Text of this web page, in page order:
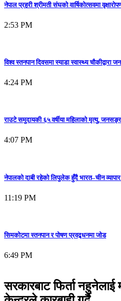
नेपाल प्रहरी श्रीमती संघको वार्षिकोत्सवमा
2:53 PM
विश्व स्तनपान दिवसमा स्याडा स्वास्थ्य
4:24 PM
राउटे समुदायकी ६५ वर्षीया महिलाको मृत्यु,
4:07 PM
नेपालको दाबी रहेको लिपुलेक हुँदै भारत–चीन
11:19 PM
सिमकोटमा स्तनपान र पोषण प्रवद्र्धनमा जोड
6:49 PM
सरकारबाट फिर्ता नहुनेलाई